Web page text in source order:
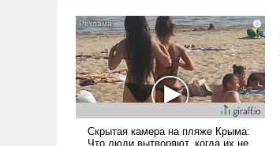
Сложившаяся ситуация
означает многолетний период
уязвимости США, например,
перед Китаем.